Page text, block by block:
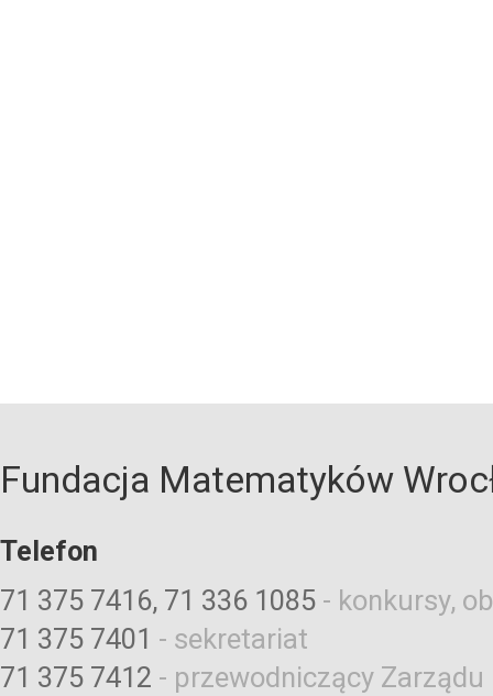
Fundacja Matematyków
Telefon
71 375 7416, 71 336 1085 - konkursy,
71 375 7401 - sekretariat
71 375 7412 - przewodniczący Zarządu